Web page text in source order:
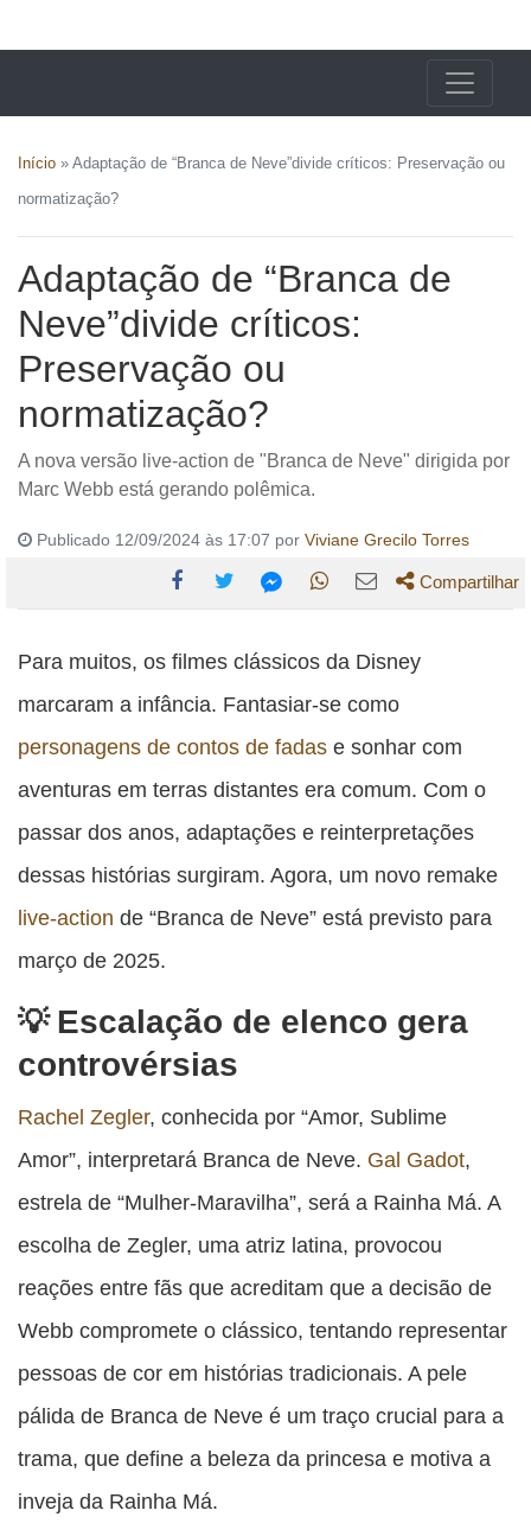
Início » Adaptação de “Branca de Neve”divide críticos: Preservação ou
normatização?
Adaptação de “Branca de
Neve”divide críticos:
Preservação ou
normatização?
A nova versão live-action de "Branca de Neve" dirigida por
Marc Webb está gerando polêmica.
Publicado 12/09/2024 às 17:07 por Viviane Grecilo Torres
esta
publicação
esta
publicação
esta
publicação
esta esta
Compartilhar
Para muitos, os filmes clássicos da Disney
marcaram a infância. Fantasiar-se como
personagens de contos de fadas e sonhar com
aventuras em terras distantes era comum. Com o
passar dos anos, adaptações e reinterpretações
dessas histórias surgiram. Agora, um novo remake
live-action de “Branca de Neve” está previsto para
março de 2025.
Escalação de elenco gera
controvérsias
Rachel Zegler, conhecida por “Amor, Sublime
Amor”, interpretará Branca de Neve. Gal Gadot,
estrela de “Mulher-Maravilha”, será a Rainha Má. A
escolha de Zegler, uma atriz latina, provocou
reações entre fãs que acreditam que a decisão de
Webb compromete o clássico, tentando representar
pessoas de cor em histórias tradicionais. A pele
pálida de Branca de Neve é um traço crucial para a
trama, que define a beleza da princesa e motiva a
inveja da Rainha Má.